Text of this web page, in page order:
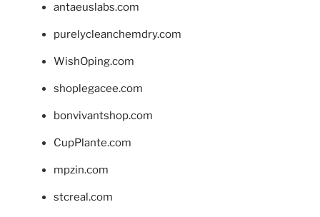
antaeuslabs.com
purelycleanchemdry.com
WishOping.com
shoplegacee.com
bonvivantshop.com
CupPlante.com
mpzin.com
stcreal.com